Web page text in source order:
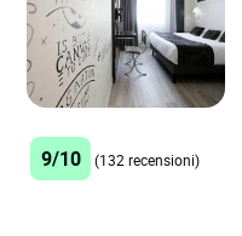
9/10 (132 recensioni)